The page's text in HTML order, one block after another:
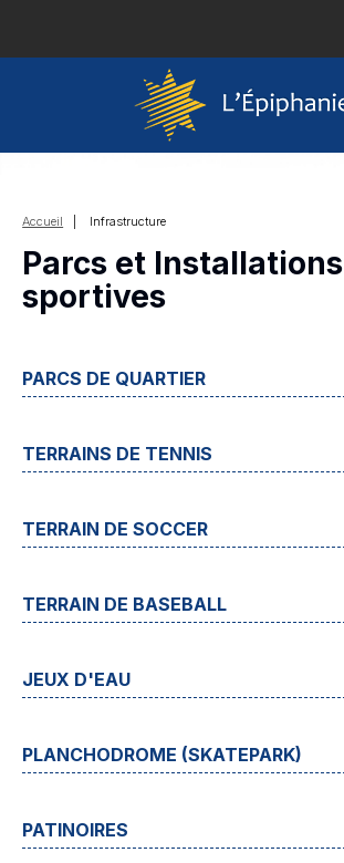
Accueil | Infrastructure
Parcs et Installations
sportives
PARCS DE QUARTIER
TERRAINS DE TENNIS
TERRAIN DE SOCCER
TERRAIN DE BASEBALL
JEUX D'EAU
PLANCHODROME (SKATEPARK)
PATINOIRES